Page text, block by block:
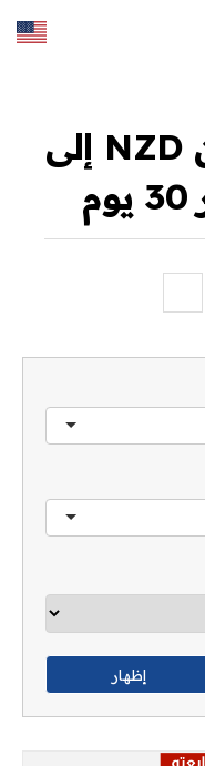
مخطط بياني من NZD إلى